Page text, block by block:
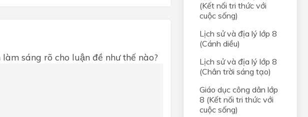
sáng rõ cho luận đề như thế nào?
(Kết nối tri thức với
cuộc sống)
Lịch sử và địa lý lớp 8
(Cánh diều)
Lịch sử và địa lý lớp 8
(Chân trời sáng tạo)
Giáo dục công dân lớp
8 (Kết nối tri thức với
cuộc sống)